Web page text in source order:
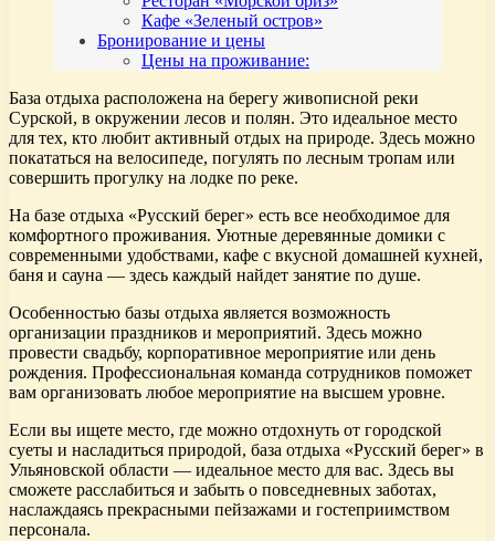
Кафе «Зеленый остров»
Бронирование и цены
Цены на проживание:
База отдыха расположена на берегу живописной реки
Сурской, в окружении лесов и полян. Это идеальное место
для тех, кто любит активный отдых на природе. Здесь можно
покататься на велосипеде, погулять по лесным тропам или
совершить прогулку на лодке по реке.
На базе отдыха «Русский берег» есть все необходимое для
комфортного проживания. Уютные деревянные домики с
современными удобствами, кафе с вкусной домашней кухней,
баня и сауна — здесь каждый найдет занятие по душе.
Особенностью базы отдыха является возможность
организации праздников и мероприятий. Здесь можно
провести свадьбу, корпоративное мероприятие или день
рождения. Профессиональная команда сотрудников поможет
вам организовать любое мероприятие на высшем уровне.
Если вы ищете место, где можно отдохнуть от городской
суеты и насладиться природой, база отдыха «Русский берег» в
Ульяновской области — идеальное место для вас. Здесь вы
сможете расслабиться и забыть о повседневных заботах,
наслаждаясь прекрасными пейзажами и гостеприимством
персонала.